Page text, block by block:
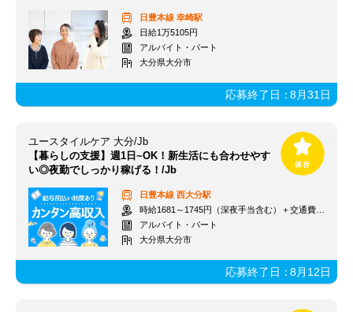
日豊本線 幸崎駅
日給1万5105円
アルバイト・パート
大分県大分市
応募終了日：8月31日
ユースタイルケア 大分/Jb
【暮らしの支援】週1日~OK！新生活にも合わせやす
い◎夜勤でしっかり稼げる！/Jb
日豊本線 西大分駅
時給1681～1745円（深夜手当含む）＋交通費支給
アルバイト・パート
大分県大分市
応募終了日：8月12日